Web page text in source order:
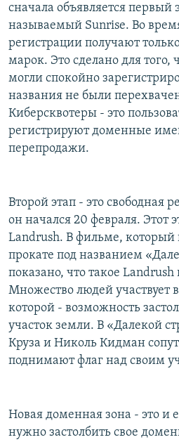
сначала объявляется первый
называемый Sunrise. Во
регистрации получают
марок. Это сделано для
могли спокойно
названия не были
Киберсквотеры - это
регистрируют доменные
перепродажи.
Второй этап - это свободная
он начался 20 февраля. Этот
Landrush. В фильме,
прокате под названием
показано, что такое
Множество людей участвует
которой - возможность
участок земли. В «Далекой
Круза и Николь Кидман
поднимают флаг над своим
Новая доменная зона - это и
нужно застолбить свое